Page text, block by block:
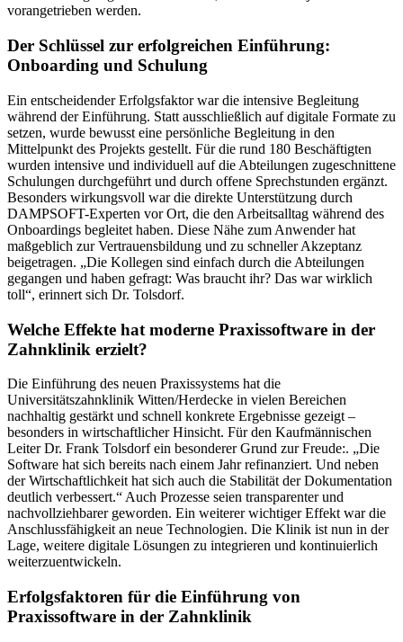
vorangetrieben werden.
Der Schlüssel zur erfolgreichen Einführung:
Onboarding und Schulung
Ein entscheidender Erfolgsfaktor war die intensive Begleitung
während der Einführung. Statt ausschließlich auf digitale Formate zu
setzen, wurde bewusst eine persönliche Begleitung in den
Mittelpunkt des Projekts gestellt. Für die rund 180 Beschäftigten
wurden intensive und individuell auf die Abteilungen zugeschnittene
Schulungen durchgeführt und durch offene Sprechstunden ergänzt.
Besonders wirkungsvoll war die direkte Unterstützung durch
DAMPSOFT-Experten vor Ort, die den Arbeitsalltag während des
Onboardings begleitet haben. Diese Nähe zum Anwender hat
maßgeblich zur Vertrauensbildung und zu schneller Akzeptanz
beigetragen. „Die Kollegen sind einfach durch die Abteilungen
gegangen und haben gefragt: Was braucht ihr? Das war wirklich
toll“, erinnert sich Dr. Tolsdorf.
Welche Effekte hat moderne Praxissoftware in der
Zahnklinik erzielt?
Die Einführung des neuen Praxissystems hat die
Universitätszahnklinik Witten/Herdecke in vielen Bereichen
nachhaltig gestärkt und schnell konkrete Ergebnisse gezeigt –
besonders in wirtschaftlicher Hinsicht. Für den Kaufmännischen
Leiter Dr. Frank Tolsdorf ein besonderer Grund zur Freude:. „Die
Software hat sich bereits nach einem Jahr refinanziert. Und neben
der Wirtschaftlichkeit hat sich auch die Stabilität der Dokumentation
deutlich verbessert.“ Auch Prozesse seien transparenter und
nachvollziehbarer geworden. Ein weiterer wichtiger Effekt war die
Anschlussfähigkeit an neue Technologien. Die Klinik ist nun in der
Lage, weitere digitale Lösungen zu integrieren und kontinuierlich
weiterzuentwickeln.
Erfolgsfaktoren für die Einführung von
Praxissoftware in der Zahnklinik